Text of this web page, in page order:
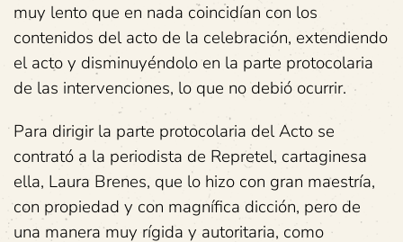
muy lento que en nada coincidían con los
contenidos del acto de la celebración, extendiendo
el acto y disminuyéndolo en la parte protocolaria
de las intervenciones, lo que no debió ocurrir.
Para dirigir la parte protocolaria del Acto se
contrató a la periodista de Repretel, cartaginesa
ella, Laura Brenes, que lo hizo con gran maestría,
con propiedad y con magnífica dicción, pero de
una manera muy rígida y autoritaria, como